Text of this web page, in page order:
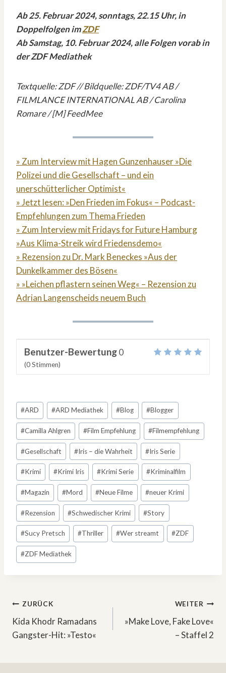
Ab 25. Februar 2024, sonntags, 22.15 Uhr, in
Doppelfolgen imZDF
Ab Samstag, 10. Februar 2024, alle Folgen vorab in
der ZDF Mediathek
Textquelle: ZDF // Bildquelle: ZDF/TV4 AB /
FILMLANCE INTERNATIONAL AB / Carolina
Romare / [M] FeedMee
» Zum Interview mit Hagen Gunzenhauser »Die
Polizei und die Gesellschaft – und ein
unerschütterlicher Optimist«
» Jetzt lesen: »Den Frieden im Fokus« – Podcast-
Empfehlungen zum Thema Frieden
» Zum Interview mit Fridays for Future Hamburg
»Aus Klima-Streik wird Friedensdemo«
» Rezension zu Dr. Mark Beneckes »Aus der
Dunkelkammer des Bösen«
» »Leichen pflastern seinen Weg« – Rezension zu
Adrian Langenscheids neuem Buch
Benutzer-Bewertung0
(0Stimmen)
Schlagworte:
#ARD #ARD Mediathek #Blog #Blogger
#Camilla Ahlgren #Film Empfehlung #Filmempfehlung
#Gesellschaft #Iris – die Wahrheit #Iris Serie
#Krimi #Krimi Iris #Krimi Serie #Kriminalfilm
#Magazin #Mord #Neue Filme #neuer Krimi
#Rezension #Schwedischer Krimi #Story
#Sucy Pretsch #Thriller #Wer streamt #ZDF
#ZDF Mediathek
Beitragsnavigation
ZURÜCK
Kida Khodr Ramadans
Gangster-Hit: »Testo«
WEITER
»Make Love, Fake Love«
– Staffel 2